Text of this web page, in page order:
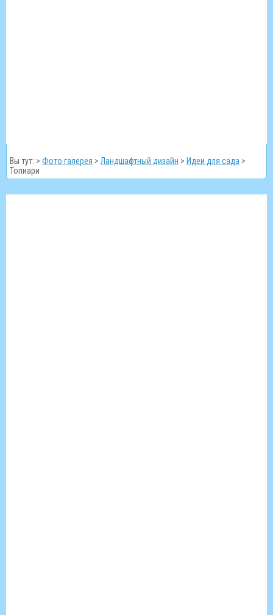
Вы тут: > Фото галерея > Ландшафтный дизайн > Идеи для сада >
Топиари